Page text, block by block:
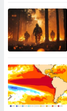
utilizar
uso de
la
contenido
medir el